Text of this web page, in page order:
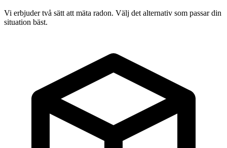
Vi erbjuder två sätt att mäta radon. Välj det alternativ som passar din
situation bäst.